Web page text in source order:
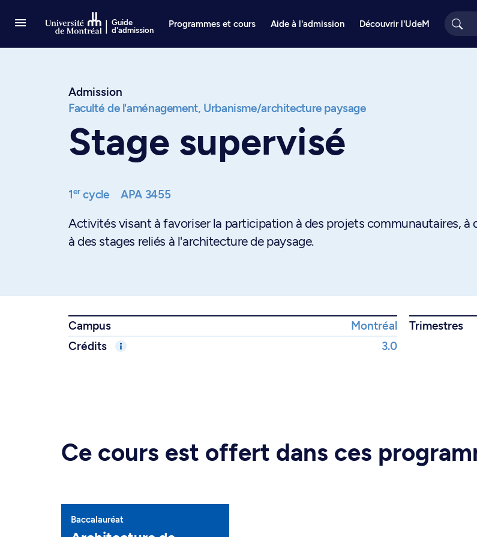
Guide
d'admission
Programmes et cours Aide à l'admission Découvrir l'UdeM
Admission
Faculté de l'aménagement, Urbanisme/architecture paysage
Stage supervisé
1ercycle APA 3455
Activités visant à favoriser la participation à des projets communautaires, à
à des stages reliés à l'architecture de paysage.
Campus Montréal Trimestres
Crédits
3.0
Ce cours est offert dans ces
Baccalauréat